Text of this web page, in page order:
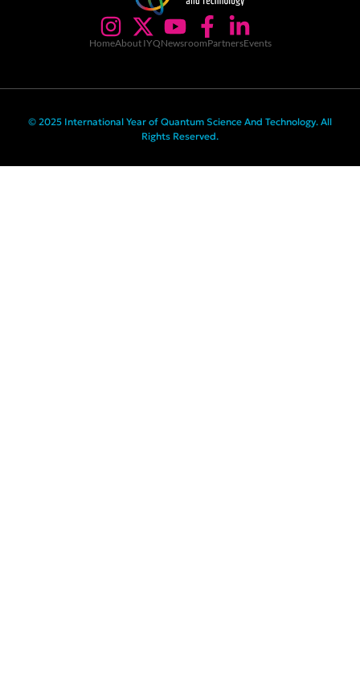
HomeAbout IYQNewsroomPartnersEvents
© 2025 International Year of Quantum Science And Technology. All
Rights Reserved.